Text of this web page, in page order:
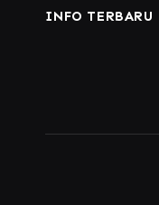
INFO TERBARU